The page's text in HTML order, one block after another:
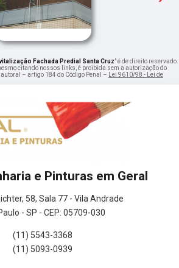
Fachada Predial Santa Cruz" é de direito reservado.
citando nossos links, é proibida sem a autorização do
– artigo 184 do Código Penal –
Lei 9610/98 - Lei de
e Pinturas em Geral
58, Sala 77 - Vila Andrade
- SP - CEP: 05709-030
(11) 5543-3368
(11) 5093-0939